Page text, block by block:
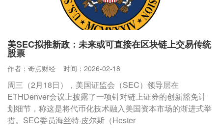
美SEC拟推新政：未来或可直接在区块链上交易传统
股票
作者：奇点财经 时间：2026-02-18
周三（2月18日），美国证监会（SEC）领导层在
ETHDenver会议上披露了一项针对链上证券的创新豁免计
划细节，称这是将代币化技术融入美国资本市场的渐进式举
措。SEC委员海丝特·皮尔斯（Hester